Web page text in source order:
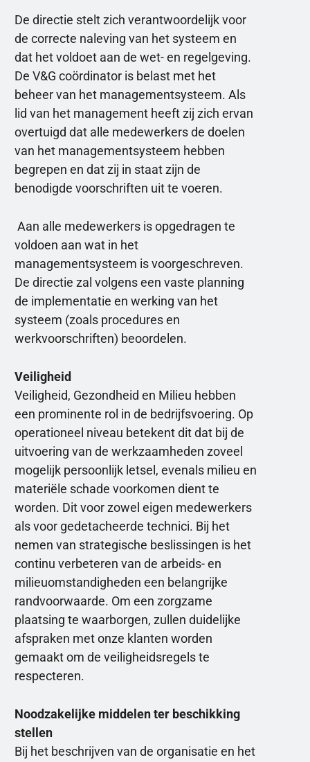
De directie stelt zich verantwoordelijk voor
de correcte naleving van het systeem en
dat het voldoet aan de wet- en regelgeving.
De V&G coördinator is belast met het
beheer van het managementsysteem. Als
lid van het management heeft zij zich ervan
overtuigd dat alle medewerkers de doelen
van het managementsysteem hebben
begrepen en dat zij in staat zijn de
benodigde voorschriften uit te voeren.
Aan alle medewerkers is opgedragen te
voldoen aan wat in het
managementsysteem is voorgeschreven.
De directie zal volgens een vaste planning
de implementatie en werking van het
systeem (zoals procedures en
werkvoorschriften) beoordelen.
Veiligheid
Veiligheid, Gezondheid en Milieu hebben
een prominente rol in de bedrijfsvoering. Op
operationeel niveau betekent dit dat bij de
uitvoering van de werkzaamheden zoveel
mogelijk persoonlijk letsel, evenals milieu en
materiële schade voorkomen dient te
worden. Dit voor zowel eigen medewerkers
als voor gedetacheerde technici. Bij het
nemen van strategische beslissingen is het
continu verbeteren van de arbeids- en
milieuomstandigheden een belangrijke
randvoorwaarde. Om een zorgzame
plaatsing te waarborgen, zullen duidelijke
afspraken met onze klanten worden
gemaakt om de veiligheidsregels te
respecteren.
Noodzakelijke middelen ter beschikking
stellen
Bij het beschrijven van de organisatie en het